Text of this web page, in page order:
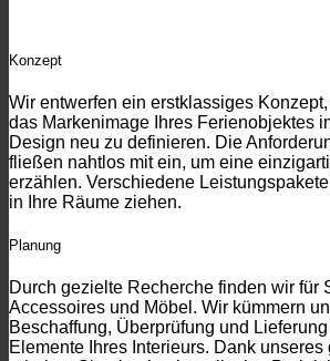
Konzept
Wir entwerfen ein erstklassiges
das Markenimage Ihres Ferienobjektes
Design neu zu definieren. Die
fließen nahtlos mit ein, um eine
erzählen. Verschiedene
in Ihre Räume ziehen.
Planung
Durch gezielte Recherche finden wir für
Accessoires und Möbel. Wir kümmern
Beschaffung, Überprüfung und
Elemente Ihres Interieurs. Dank